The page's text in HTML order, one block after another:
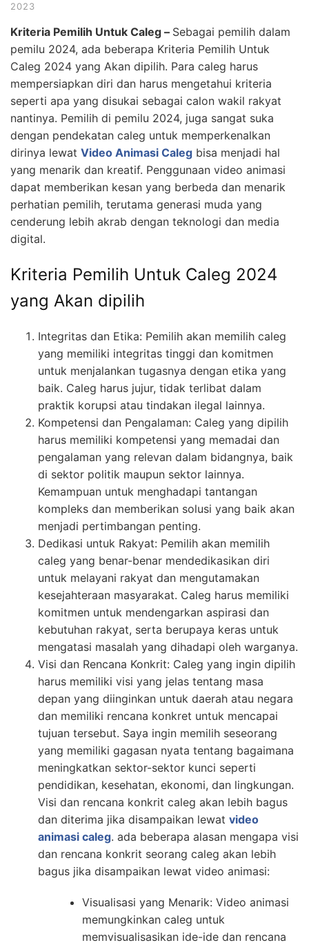
2023
Kriteria Pemilih Untuk Caleg – Sebagai pemilih dalam
pemilu 2024, ada beberapa Kriteria Pemilih Untuk
Caleg 2024 yang Akan dipilih. Para caleg harus
mempersiapkan diri dan harus mengetahui kriteria
seperti apa yang disukai sebagai calon wakil rakyat
nantinya. Pemilih di pemilu 2024, juga sangat suka
dengan pendekatan caleg untuk memperkenalkan
dirinya lewat Video Animasi Caleg bisa menjadi hal
yang menarik dan kreatif. Penggunaan video animasi
dapat memberikan kesan yang berbeda dan menarik
perhatian pemilih, terutama generasi muda yang
cenderung lebih akrab dengan teknologi dan media
digital.
Kriteria Pemilih Untuk Caleg 2024
yang Akan dipilih
Integritas dan Etika: Pemilih akan memilih caleg
yang memiliki integritas tinggi dan komitmen
untuk menjalankan tugasnya dengan etika yang
baik. Caleg harus jujur, tidak terlibat dalam
praktik korupsi atau tindakan ilegal lainnya.
Kompetensi dan Pengalaman: Caleg yang dipilih
harus memiliki kompetensi yang memadai dan
pengalaman yang relevan dalam bidangnya, baik
di sektor politik maupun sektor lainnya.
Kemampuan untuk menghadapi tantangan
kompleks dan memberikan solusi yang baik akan
menjadi pertimbangan penting.
Dedikasi untuk Rakyat: Pemilih akan memilih
caleg yang benar-benar mendedikasikan diri
untuk melayani rakyat dan mengutamakan
kesejahteraan masyarakat. Caleg harus memiliki
komitmen untuk mendengarkan aspirasi dan
kebutuhan rakyat, serta berupaya keras untuk
mengatasi masalah yang dihadapi oleh warganya.
Visi dan Rencana Konkrit: Caleg yang ingin dipilih
harus memiliki visi yang jelas tentang masa
depan yang diinginkan untuk daerah atau negara
dan memiliki rencana konkret untuk mencapai
tujuan tersebut. Saya ingin memilih seseorang
yang memiliki gagasan nyata tentang bagaimana
meningkatkan sektor-sektor kunci seperti
pendidikan, kesehatan, ekonomi, dan lingkungan.
Visi dan rencana konkrit caleg akan lebih bagus
dan diterima jika disampaikan lewat video
animasi caleg. ada beberapa alasan mengapa visi
dan rencana konkrit seorang caleg akan lebih
bagus jika disampaikan lewat video animasi:
Visualisasi yang Menarik: Video animasi
memungkinkan caleg untuk
memvisualisasikan ide-ide dan rencana